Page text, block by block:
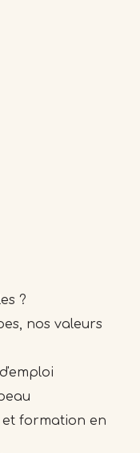
?
nos valeurs
formation en